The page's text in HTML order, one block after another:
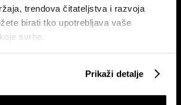
trendova čitateljstva i razvoja
birati tko upotrebljava vaše
svrhe.
podatke o vašoj geografskoj lokaciji,
precizni do radijusa od nekoliko metara
Prikaži detalje